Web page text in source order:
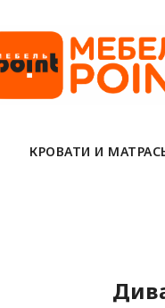
КРОВАТИ И